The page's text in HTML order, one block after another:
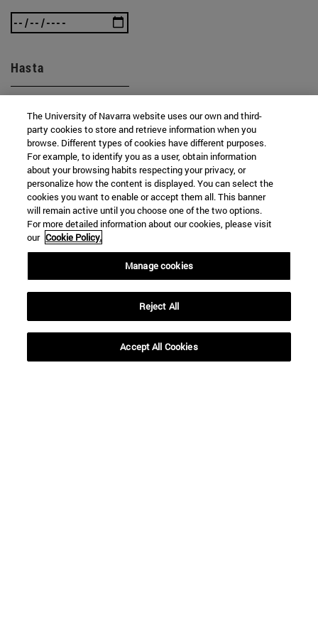
Hasta
BUSCAR
The University of Navarra website uses our own and third-
party cookies to store and retrieve information when you
browse. Different types of cookies have different purposes.
For example, to identify you as a user, obtain information
about your browsing habits respecting your privacy, or
personalize how the content is displayed. You can select the
cookies you want to enable or accept them all. This banner
will remain active until you choose one of the two options.
For more detailed information about our cookies, please visit
our Cookie Policy.
Manage cookies
Reject All
Accept All Cookies